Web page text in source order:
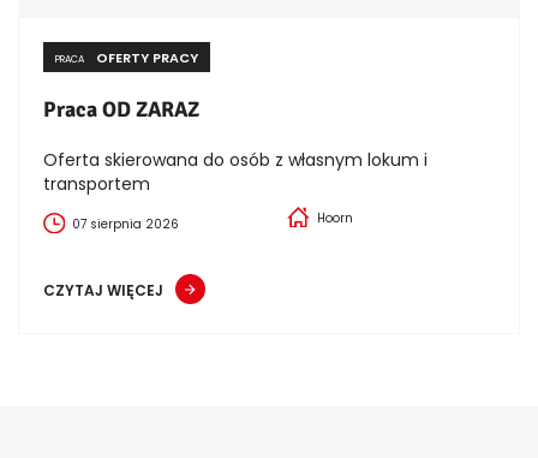
PRACA OFERTY PRACY
Praca OD ZARAZ
Oferta skierowana do osób z własnym lokum i
transportem
07 sierpnia 2026 Hoorn
CZYTAJ WIĘCEJ